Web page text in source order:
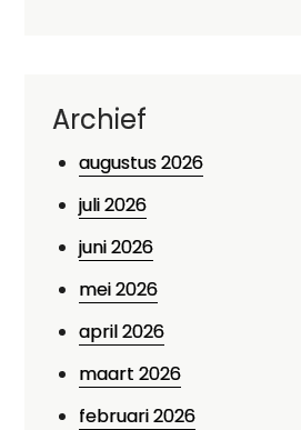
Archief
augustus 2026
juli 2026
juni 2026
mei 2026
april 2026
maart 2026
februari 2026